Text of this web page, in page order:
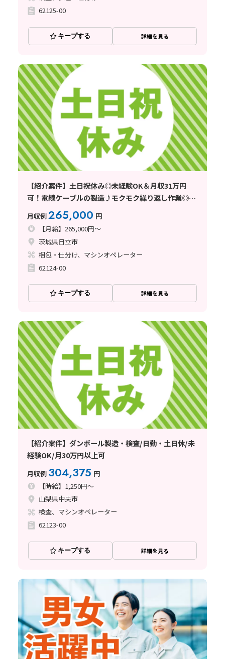
62125-00
キープする 詳細を見る
【紹介案件】土日祝休み◎未経験OK＆月収31万円
可！電線ケーブルの製造♪モクモク繰り返し作業◎社
宅費全額補助
月収例265,000 円
【月給】265,000円～
茨城県日立市
梱包・仕分け、マシンオペレーター
62124-00
キープする 詳細を見る
【紹介案件】ダンボール製造・検査/日勤・土日休/未
経験OK/月30万円以上可
月収例 304,375 円
【時給】1,250円～
山梨県中央市
検査、マシンオペレーター
62123-00
キープする 詳細を見る